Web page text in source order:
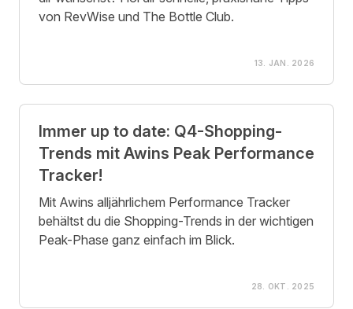
von RevWise und The Bottle Club.
13. JAN. 2026
Immer up to date: Q4-Shopping-
Trends mit Awins Peak Performance
Tracker!
Mit Awins alljährlichem Performance Tracker
behältst du die Shopping-Trends in der wichtigen
Peak-Phase ganz einfach im Blick.
28. OKT. 2025